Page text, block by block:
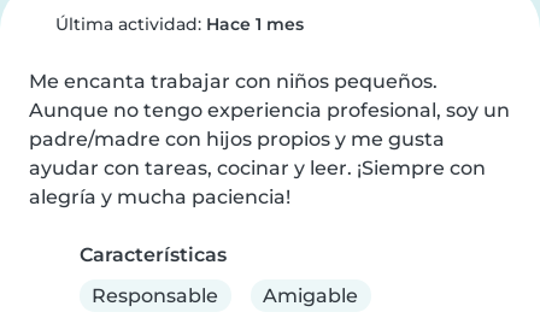
Última actividad: Hace 1 mes
Me encanta trabajar con niños pequeños.
Aunque no tengo experiencia profesional, soy un
padre/madre con hijos propios y me gusta
ayudar con tareas, cocinar y leer. ¡Siempre con
alegría y mucha paciencia!
Características
Responsable
Amigable